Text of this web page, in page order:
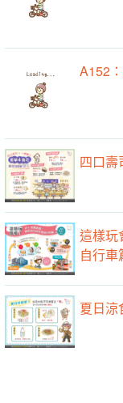
A152
四口壽
這樣玩
自行車
夏日涼